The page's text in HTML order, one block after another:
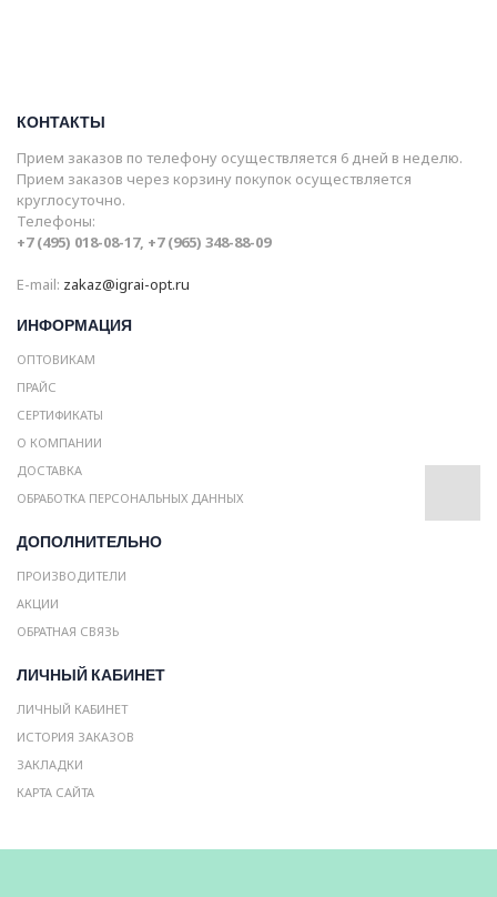
КОНТАКТЫ
Прием заказов по телефону осуществляется 6 дней в неделю.
Прием заказов через корзину покупок осуществляется
круглосуточно.
Телефоны:
+7 (495) 018-08-17, +7 (965) 348-88-09
E-mail: zakaz@igrai-opt.ru
ИНФОРМАЦИЯ
ОПТОВИКАМ
ПРАЙС
СЕРТИФИКАТЫ
О КОМПАНИИ
ДОСТАВКА
ОБРАБОТКА ПЕРСОНАЛЬНЫХ ДАННЫХ
ДОПОЛНИТЕЛЬНО
ПРОИЗВОДИТЕЛИ
АКЦИИ
ОБРАТНАЯ СВЯЗЬ
ЛИЧНЫЙ КАБИНЕТ
ЛИЧНЫЙ КАБИНЕТ
ИСТОРИЯ ЗАКАЗОВ
ЗАКЛАДКИ
КАРТА САЙТА